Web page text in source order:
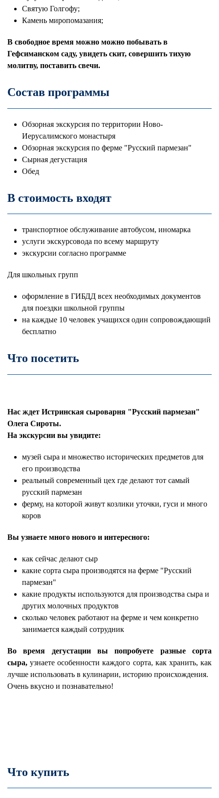
Святую Голгофу;
Камень миропомазания;
В свободное время можно можно побывать в
Гефсиманском саду, увидеть скит, совершить тихую
молитву, поставить свечи.
Состав программы
Обзорная экскурсия по территории Ново-
Иерусалимского монастыря
Обзорная экскурсия по ферме "Русский пармезан"
Сырная дегустация
Обед
В стоимость входят
транспортное обслуживание автобусом, иномарка
услуги экскурсовода по всему маршруту
экскурсии согласно программе
Для школьных групп
оформление в ГИБДД всех необходимых документов
для поездки школьной группы
на каждые 10 человек учащихся один сопровождающий
бесплатно
Что посетить
Нас ждет Истринская сыроварня "Русский пармезан"
Олега Сироты.
На экскурсии вы увидите:
музей сыра и множество исторических предметов для
его производства
реальный современный цех где делают тот самый
русский пармезан
ферму, на которой живут козлики уточки, гуси и много
коров
Вы узнаете много нового и интересного:
как сейчас делают сыр
какие сорта сыра производятся на ферме "Русский
пармезан"
какие продукты используются для производства сыра и
других молочных продуктов
сколько человек работают на ферме и чем конкретно
занимается каждый сотрудник
Во время дегустации вы попробуете разные сорта
сыра, узнаете особенности каждого сорта, как хранить, как
лучше использовать в кулинарии, историю происхождения.
Очень вкусно и познавательно!
Что купить